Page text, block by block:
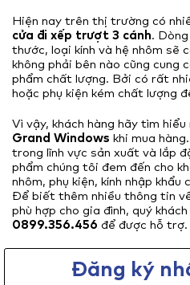
Hiện nay trên thị trường có
cửa đi xếp trượt 3 cánh.
thước, loại kính và hệ nhôm sẽ
không phải bên nào cũng cung
phẩm chất lượng. Bởi có rất
hoặc phụ kiện kém chất lượng
Vì vậy, khách hàng hãy tìm
Grand Windows khi mua
trong lĩnh vực sản xuất và lắp
phẩm chúng tôi đem đến cho
nhôm, phụ kiện, kính nhập
Để biết thêm nhiều thông tin
phù hợp cho gia đình, quý
0899.356.456 để được hỗ trợ.
Đăng ký